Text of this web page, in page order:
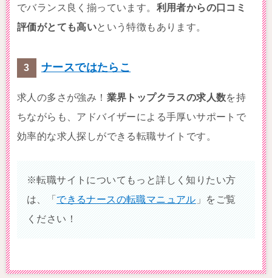
でバランス良く揃っています。 利用者からの口コミ
評価がとても高いという特徴もあります。
ナースではたらこ
求人の多さが強み！ 業界トップクラスの求人数を持
ちながらも、アドバイザーによる手厚いサポートで
効率的な求人探しができる転職サイトです。
※転職サイトについてもっと詳しく知りたい方
は、「できるナースの転職マニュアル 」をご覧
ください！